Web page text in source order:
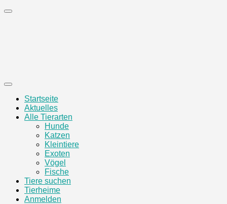
Zum
Startseite
Aktuelles
Alle Tierarten
Hunde
Katzen
Kleintiere
Exoten
Vögel
Fische
Tiere suchen
Tierheime
Anmelden